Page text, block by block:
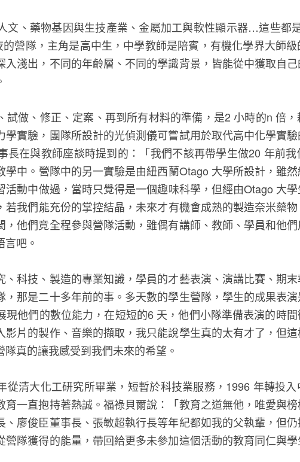
文、藥物基因與生技產業、金屬加工與軟性顯示器…這些都
營隊，主角是高中生，中學教師是陪賓，有機化學界大師
淺出，不同的年齡層、不同的學識背景，皆能從中獲取自
試做、修正、定案、再到所有材料的準備，是2 小時的n 倍
實驗，團隊所設計的光偵測儀可嘗試用於取代高中化學實
長在與教師座談時提到的：「我們不該再帶學生做20 年前
中。營隊中的另一實驗是由紐西蘭Otago 大學所設計，雖
動中做過，當時只覺得是一個趣味科學，但經由Otago 大
我們能充份的掌控結晶，未來才有機會成熟的製造奈米藥
他們竟全程參與營隊活動，雖偶有講師、教師、學員和他
吧。
科技、製造的專業知識，學員的才藝表演、演講比賽、期
那是二十多年前的事。多天數的學生營隊，學生的成果表
現他們的數位能力，在短短的6 天，他們小隊準備表演的時
片的製作、音樂的擷取，我只能說學生真的太有才了，但
真的讓我感受到我們未來的希望。
從清大化工研究所畢業，短暫於科技業服務，1996 年轉投
一直抱持著熱誠。福祿貝爾說：「教育之道無他，唯愛與
廖俊臣董事長、張敏超執行長等年紀都如我的父執輩，但
隊獲得的能量，帶回給更多未參加這個活動的教育同仁與